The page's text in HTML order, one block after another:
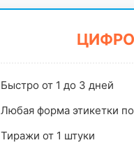
Быстро от 1 до 3 дней
Любая форма этикетки
Тиражи от 1 штуки